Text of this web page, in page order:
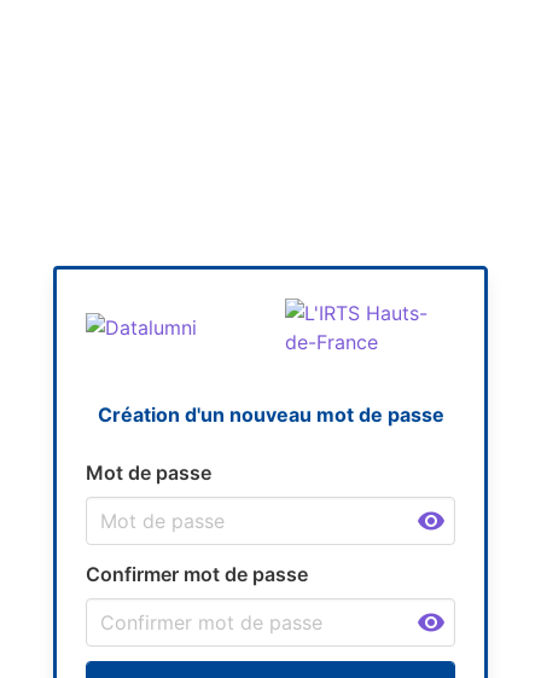
Création d'un nouveau mot de passe
Mot de passe
Confirmer mot de passe